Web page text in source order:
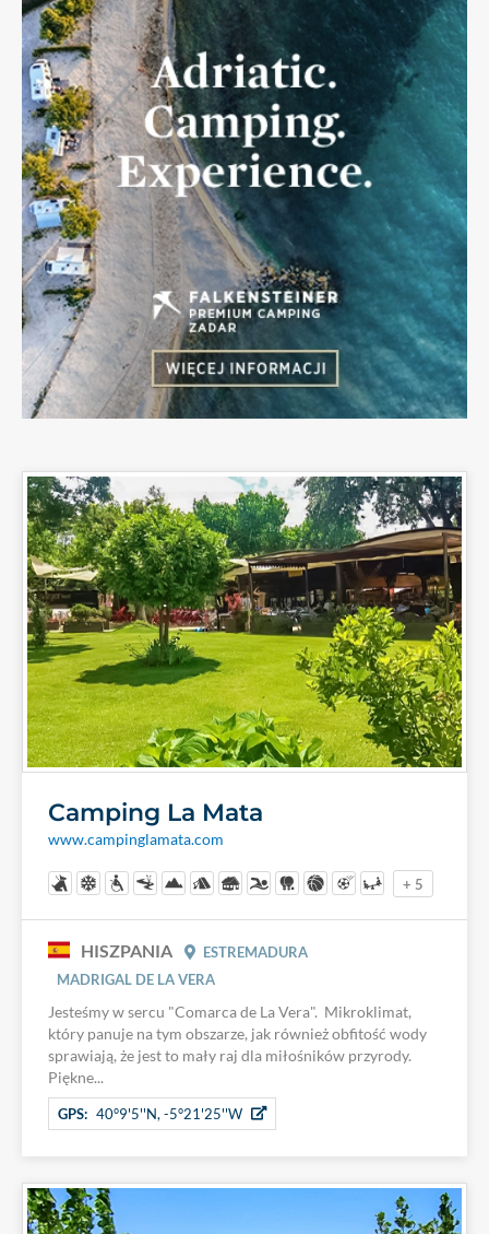
Camping La Mata
www.campinglamata.com
+ 5
HISZPANIA
ESTREMADURA
MADRIGAL DE LA VERA
Jesteśmy w sercu "Comarca de La Vera". Mikroklimat,
który panuje na tym obszarze, jak również obfitość wody
sprawiają, że jest to mały raj dla miłośników przyrody.
Piękne...
GPS: 40°9'5''N, -5°21'25''W